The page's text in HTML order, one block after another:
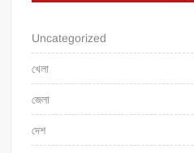
Uncategorized
খেলা
জেলা
দেশ